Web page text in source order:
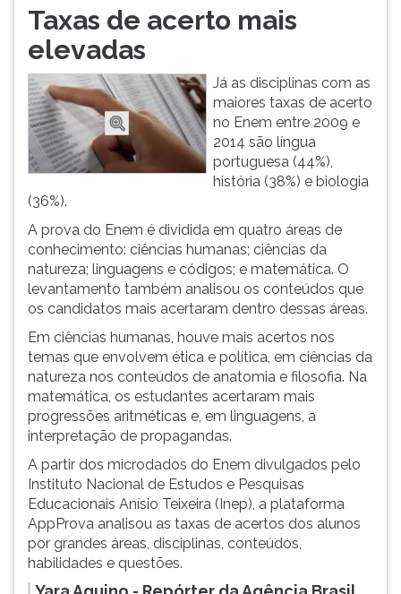
Taxas de acerto mais
elevadas
Já as disciplinas com as
maiores taxas de acerto
no Enem entre 2009 e
2014 são língua
portuguesa (44%),
história (38%) e biologia
(36%).
A prova do Enem é dividida em quatro áreas de
conhecimento: ciências humanas; ciências da
natureza; linguagens e códigos; e matemática. O
levantamento também analisou os conteúdos que
os candidatos mais acertaram dentro dessas áreas.
Em ciências humanas, houve mais acertos nos
temas que envolvem ética e política, em ciências da
natureza nos conteúdos de anatomia e filosofia. Na
matemática, os estudantes acertaram mais
progressões aritméticas e, em linguagens, a
interpretação de propagandas.
A partir dos microdados do Enem divulgados pelo
Instituto Nacional de Estudos e Pesquisas
Educacionais Anísio Teixeira (Inep), a plataforma
AppProva analisou as taxas de acertos dos alunos
por grandes áreas, disciplinas, conteúdos,
habilidades e questões.